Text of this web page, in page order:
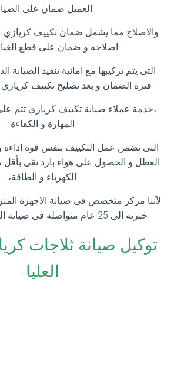
العميل ضمان على
والاصلاح مما يشمل ضمان تكييف
اصلاحه و ضمان على قطع
التى يتم تركيبها مع امانية تنفيذ الصيانة
فترة الضمان و بعد تصليح تكييف
،خدمة عملاء صيانة تكييف كريازي تتم
المهارة و الكفاءة
التى تضمن عمل التكييف بنفس قوة
العطل و الحصول على هواء بارد نقى
الكهرباء و الطاقة،
لآننا مركز متخصص فى صيانة الاجهزة
خبرته الى 25 عام متواصلة فى صيانة التكييف فى مصر.
توكيل صيانة ثلاجات
العليا